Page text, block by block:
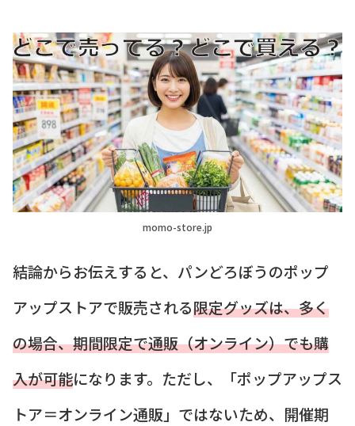
momo-store.jp
結論からお伝えすると、パンどろぼうのポップ
アップストアで販売される限定グッズは、多く
の場合、期間限定で通販（オンライン）でも購
入が可能になります。ただし、「ポップアップス
トア＝オンライン通販」ではないため、開催期